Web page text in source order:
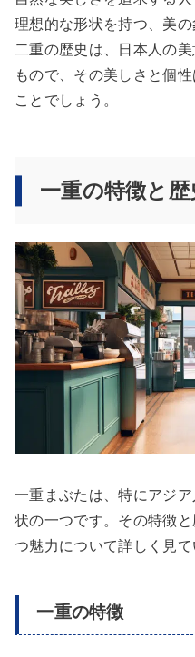
理想的な形状を持つ、美
二重の歴史は、日本人の
もので、その美しさと個
ことでしょう。
一重の特徴と歴
一重まぶたは、特にアジ
状の一つです。その特徴
つ魅力について詳しく見て
一重の特徴